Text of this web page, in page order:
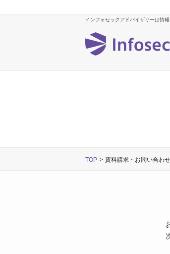
インフォセックアドバイザリーは情
TOP 資料請求・お問い合わせ